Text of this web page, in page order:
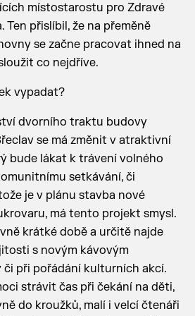
místostarostu pro Zdravé
Ten přislíbil, že na přeměně
se začne pracovat ihned na
co nejdříve.
vypadat?
dvorního traktu budovy
se má změnit v atraktivní
bude lákat k trávení volného
setkávání, či
je v plánu stavba nové
má tento projekt smysl.
krátké době a určitě najde
s novým kávovým
při pořádání kulturních akcí.
strávit čas při čekání na děti,
do kroužků, malí i velcí čtenáři